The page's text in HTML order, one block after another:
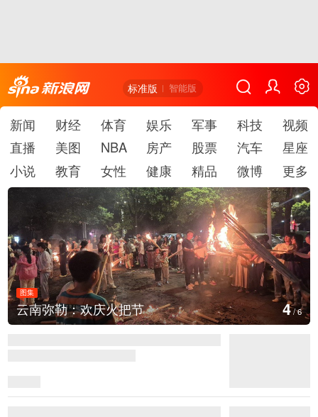
标准版 智能版
新闻 财经 体育 娱乐 军事 科技
视频
直播
美图 NBA 房产 股票 汽车
星座
小说
教育 女性 健康 精品 微博 更多
图集
云南弥勒：欢庆火把节 4/6